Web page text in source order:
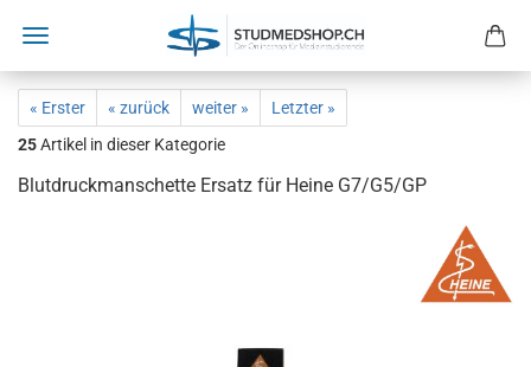
« Erster « zurück weiter »
Letzter »
25Artikel in dieser Kategorie
Blutdruckmanschette Ersatz für Heine G7/G5/GP